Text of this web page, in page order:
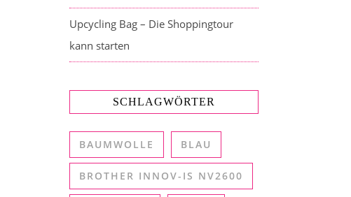
Upcycling Bag – Die Shoppingtour
kann starten
SCHLAGWÖRTER
BAUMWOLLE BLAU
BROTHER INNOV-IS NV2600